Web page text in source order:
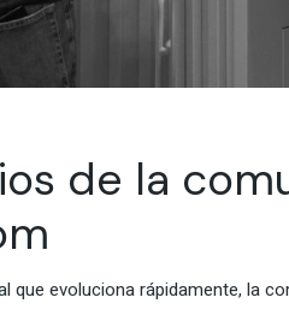
de la
que evoluciona rápidamente, la